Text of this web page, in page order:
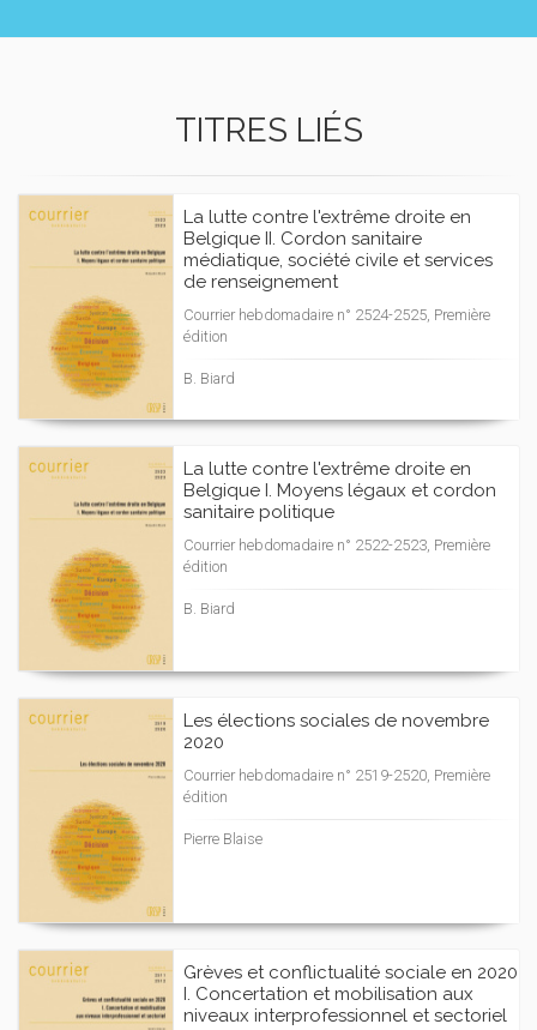
TITRES LIÉS
La lutte contre l'extrême droite en
Belgique II. Cordon sanitaire
médiatique, société civile et services
de renseignement
Courrier hebdomadaire n° 2524-2525, Première
édition
B. Biard
La lutte contre l'extrême droite en
Belgique I. Moyens légaux et cordon
sanitaire politique
Courrier hebdomadaire n° 2522-2523, Première
édition
B. Biard
Les élections sociales de novembre
2020
Courrier hebdomadaire n° 2519-2520, Première
édition
Pierre Blaise
Grèves et conflictualité sociale en 2020
I. Concertation et mobilisation aux
niveaux interprofessionnel et sectoriel